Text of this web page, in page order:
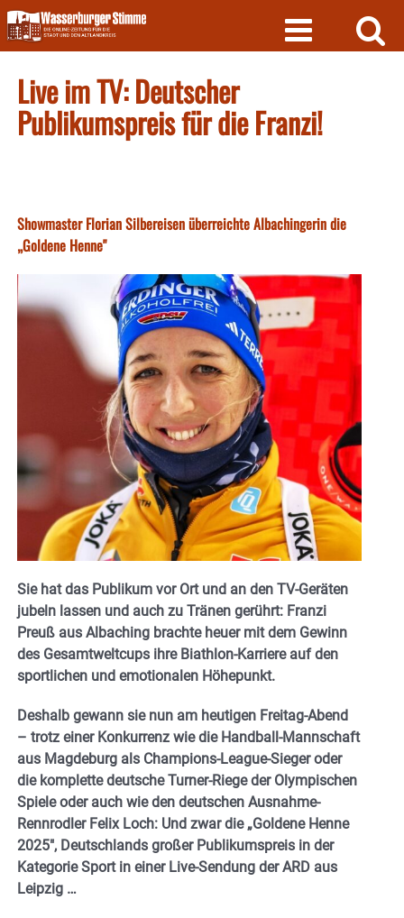
Skip
to
content
Live im TV: Deutscher
Publikumspreis für die Franzi!
Showmaster Florian Silbereisen überreichte Albachingerin die
„Goldene Henne"
Sie hat das Publikum vor Ort und an den TV-Geräten
jubeln lassen und auch zu Tränen gerührt: Franzi
Preuß aus Albaching brachte heuer mit dem Gewinn
des Gesamtweltcups ihre Biathlon-Karriere auf den
sportlichen und emotionalen Höhepunkt.
Deshalb gewann sie nun am heutigen Freitag-Abend
– trotz einer Konkurrenz wie die Handball-Mannschaft
aus Magdeburg als Champions-League-Sieger oder
die komplette deutsche Turner-Riege der Olympischen
Spiele oder auch wie den deutschen Ausnahme-
Rennrodler Felix Loch: Und zwar die „Goldene Henne
2025″, Deutschlands großer Publikumspreis in der
Kategorie Sport in einer Live-Sendung der ARD aus
Leipzig …